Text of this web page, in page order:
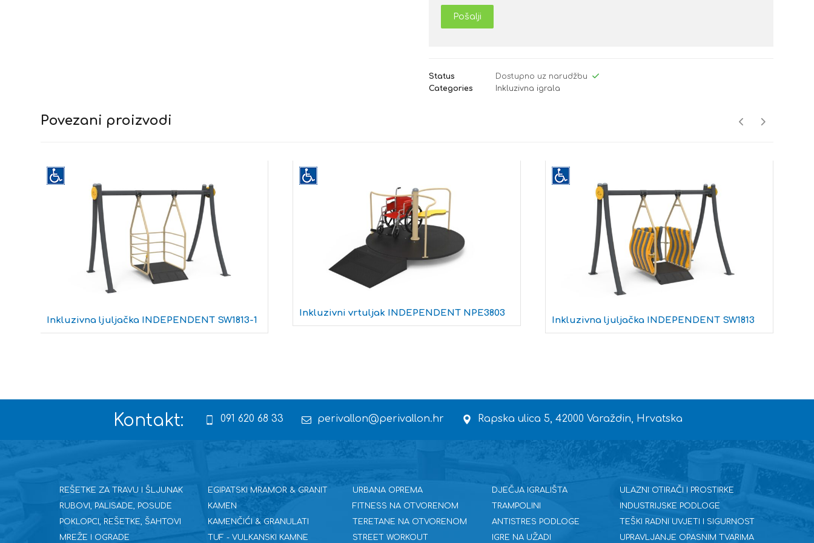
Pošalji
Status
Dostupno uz narudžbu
Categories
Inkluzivna igrala
Povezani proizvodi
Inkluzivna ljuljačka INDEPENDENT SW1813-1
Inkluzivni vrtuljak INDEPENDENT NPE3803
Inkluzivna ljuljačka INDEPENDENT SW1813
Kontakt: 091 620 68 33 perivallon@perivallon.hr Rapska ulica 5, 42000 Varaždin, Hrvatska
REŠETKE ZA TRAVU I ŠLJUNAK
RUBOVI, PALISADE, POSUDE
POKLOPCI, REŠETKE, ŠAHTOVI
MREŽE I OGRADE
EGIPATSKI MRAMOR & GRANIT
KAMEN
KAMENČIĆI & GRANULATI
TUF - VULKANSKI KAMNE
URBANA OPREMA
FITNESS NA OTVORENOM
TERETANE NA OTVORENOM
STREET WORKOUT
DJEČJA IGRALIŠTA
TRAMPOLINI
ANTISTRES PODLOGE
IGRE NA UŽADI
ULAZNI OTIRAČI I PROSTIRKE
INDUSTRIJSKE PODLOGE
TEŠKI RADNI UVJETI I SIGURNOST
UPRAVLJANJE OPASNIM TVARIMA